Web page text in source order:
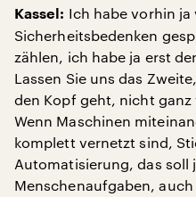
Kassel: Ich habe vorhin ja
Sicherheitsbedenken
zählen, ich habe ja erst
Lassen Sie uns das
den Kopf geht, nicht ganz
Wenn Maschinen
komplett vernetzt sind,
Automatisierung, das soll
Menschenaufgaben,